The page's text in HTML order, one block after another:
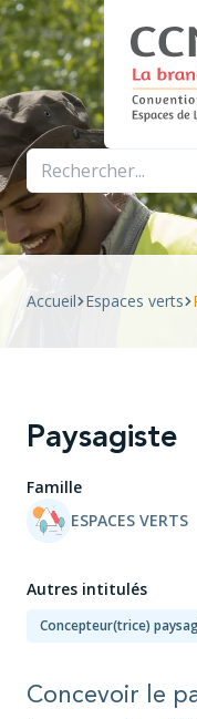
Aller
au
contenu
principal
Page Job : Bloc de
Fil
Accueil Espaces verts
Paysagiste
Famille
ESPACES VERTS
Autres intitulés
Concepteur(trice)
Concevoir le